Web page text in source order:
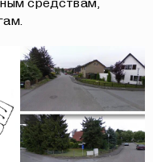
средствам,